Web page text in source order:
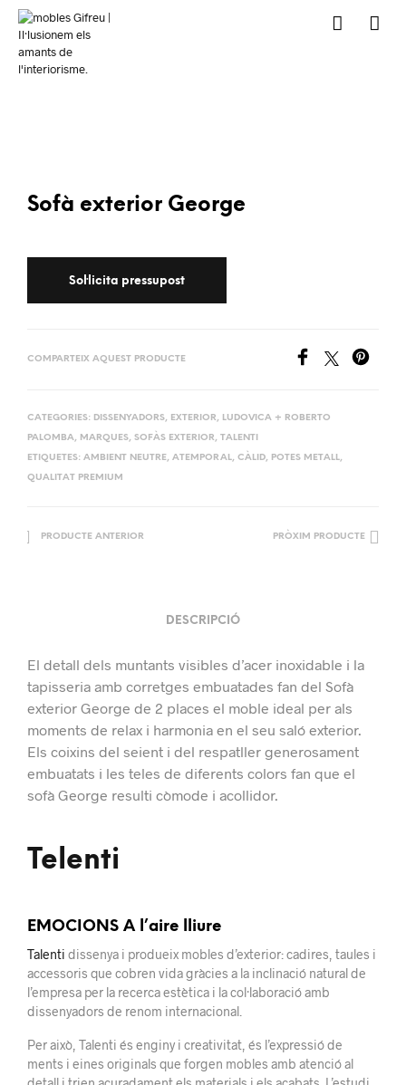
Sofà exterior George
COMPARTEIX AQUEST PRODUCTE
CATEGORIES: DISSENYADORS, EXTERIOR, LUDOVICA + ROBERTO
PALOMBA, MARQUES, SOFÀS EXTERIOR, TALENTI
ETIQUETES: AMBIENT NEUTRE, ATEMPORAL, CÀLID, POTES METALL,
QUALITAT PREMIUM
PRODUCTE ANTERIOR PRÒXIM PRODUCTE
DESCRIPCIÓ
El detall dels muntants visibles d’acer inoxidable i la
tapisseria amb corretges embuatades fan del Sofà
exterior George de 2 places el moble ideal per als
moments de relax i harmonia en el seu saló exterior.
Els coixins del seient i del respatller generosament
embuatats i les teles de diferents colors fan que el
sofà George resulti còmode i acollidor.
Telenti
EMOCIONS A l’aire lliure
Talenti dissenya i produeix mobles d’exterior: cadires, taules i
accessoris que cobren vida gràcies a la inclinació natural de
l’empresa per la recerca estètica i la col·laboració amb
dissenyadors de renom internacional.
Per això, Talenti és enginy i creativitat, és l’expressió de
ments i eines originals que forgen mobles amb atenció al